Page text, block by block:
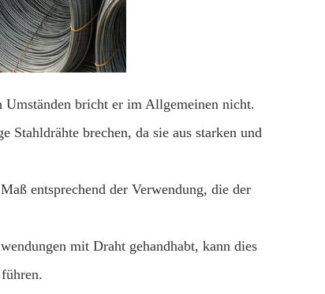
bricht er im Allgemeinen nicht.
Stahldrähte brechen, da sie aus starken und
entsprechend der Verwendung, die der
mit Draht gehandhabt, kann dies